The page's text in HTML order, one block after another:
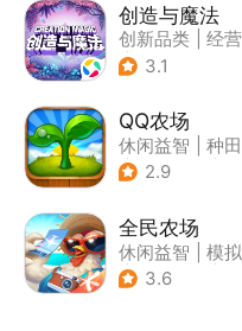
创造与魔法
创新品类 经营
| 开放世界
3.1
QQ农场
休闲益智
种田
| 田园生活
2.9
全民农场
休闲益智
模拟
| 田园生活
3.6